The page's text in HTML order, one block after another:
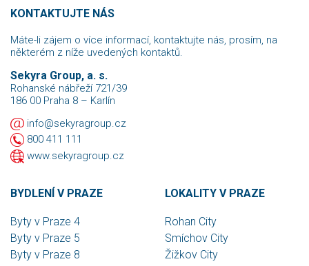
KONTAKTUJTE NÁS
Máte-li zájem o více informací, kontaktujte nás, prosím, na
některém z níže uvedených kontaktů.
Sekyra Group, a. s.
Rohanské nábřeží 721/39
186 00 Praha 8 – Karlín
info@sekyragroup.cz
800 411 111
www.sekyragroup.cz
LOKALITY V PRAZE
Rohan City
Smíchov City
Žižkov City
BYDLENÍ V PRAZE
Byty v Praze 4
Byty v Praze 5
Byty v Praze 8